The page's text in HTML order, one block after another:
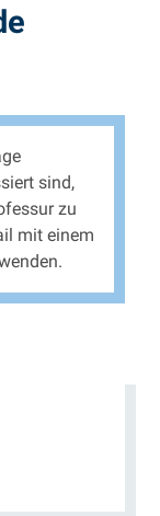
sind,
zu
mit einem